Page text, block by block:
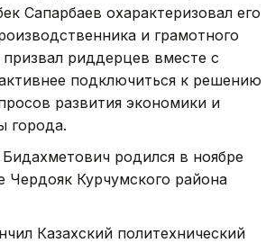
Сапарбаев охарактеризовал его
и грамотного
риддерцев вместе с
подключиться к решению
развития экономики и
города.
родился в ноябре
Чердояк Курчумского района
Казахский политехнический